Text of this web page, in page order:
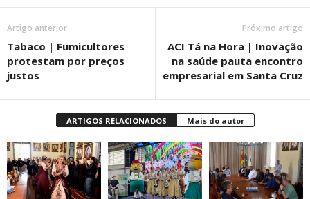
Artigo anterior
Tabaco | Fumicultores
protestam por preços
justos
Próximo artigo
ACI Tá na Hora | Inovação
na saúde pauta encontro
empresarial em Santa Cruz
ARTIGOS RELACIONADOS Mais do autor